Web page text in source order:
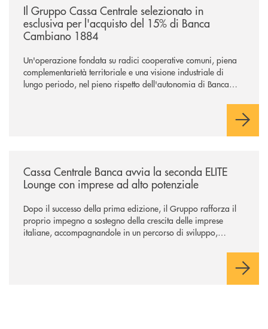
Il Gruppo Cassa Centrale selezionato in
esclusiva per l'acquisto del 15% di Banca
Cambiano 1884
Un'operazione fondata su radici cooperative comuni, piena
complementarietà territoriale e una visione industriale di
lungo periodo, nel pieno rispetto dell'autonomia di Banca
negoziazione esclusiva per la finalizzazione dell’operazione.
Cassa Centrale Banca avvia la seconda ELITE
Lounge con imprese ad alto potenziale
Dopo il successo della prima edizione, il Gruppo rafforza il
proprio impegno a sostegno della crescita delle imprese
italiane, accompagnandole in un percorso di sviluppo,